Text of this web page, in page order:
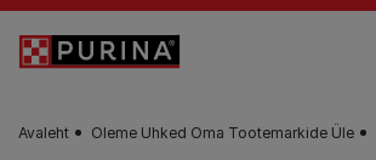
Liigu edasi põhisisu juurde
Avaleht Oleme Uhked Oma Tootemarkide Üle